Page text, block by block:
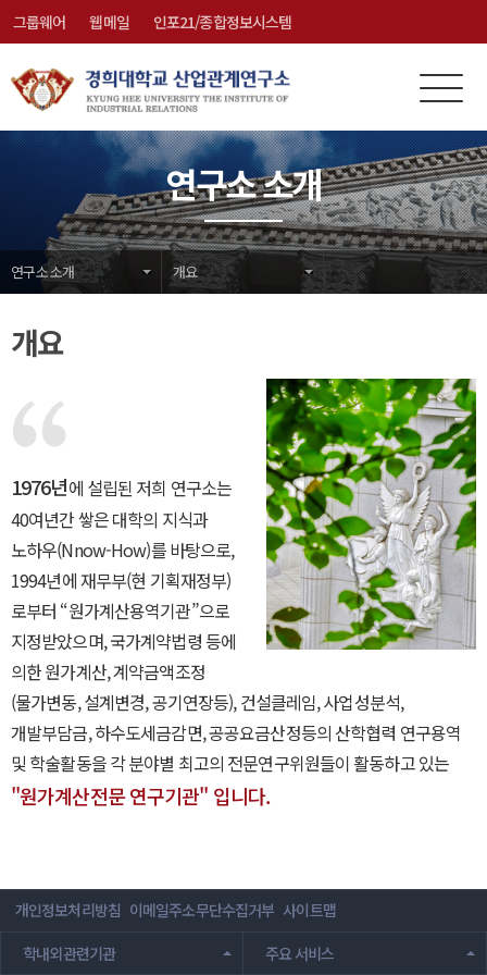
그룹웨어 웹메일 인포21/종합정보시스템
전
체
메
뉴
메
뉴
닫
기
연구소 소개
연구소 소개 개요
개요
1976년에 설립된 저희 연구소는
40여년간 쌓은 대학의 지식과
노하우(Nnow-How)를 바탕으로,
1994년에 재무부(현 기획재정부)
로부터 “원가계산용역기관”으로
지정받았으며, 국가계약법령 등에
의한 원가계산, 계약금액조정
(물가변동, 설계변경, 공기연장등), 건설클레임, 사업성분석,
개발부담금, 하수도세금감면, 공공요금산정등의 산학협력 연구용역
및 학술활동을 각 분야별 최고의 전문연구위원들이 활동하고 있는
"원가계산전문 연구기관" 입니다.
개인정보처리방침 이메일주소무단수집거부 사이트맵
학내외관련기관
주요 서비스